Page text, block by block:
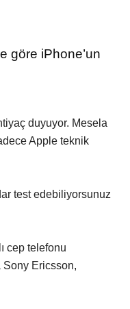
göre iPhone’un
duyuyor. Mesela
Apple teknik
test edebiliyorsunuz
cep telefonu
Sony Ericsson,